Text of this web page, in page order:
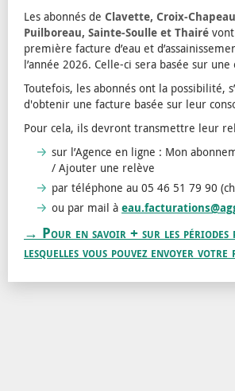
Les abonnés de Clavette, Croix-
Puilboreau, Sainte-Soulle et Thairé
première facture d’eau et
l’année 2026. Celle-ci sera basée sur
Toutefois, les abonnés ont la possibilité,
d'obtenir une facture basée sur leur
Pour cela, ils devront transmettre leur
sur l’Agence en ligne : Mon
/ Ajouter une relève
par téléphone au 05 46 51 79 90
ou par mail à
→ Pour en savoir + sur les périodes
lesquelles vous pouvez envoyer votre